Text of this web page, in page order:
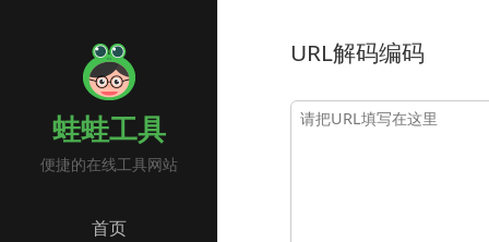
蛙蛙工具
便捷的在线工具网站
首页
URL解码编码